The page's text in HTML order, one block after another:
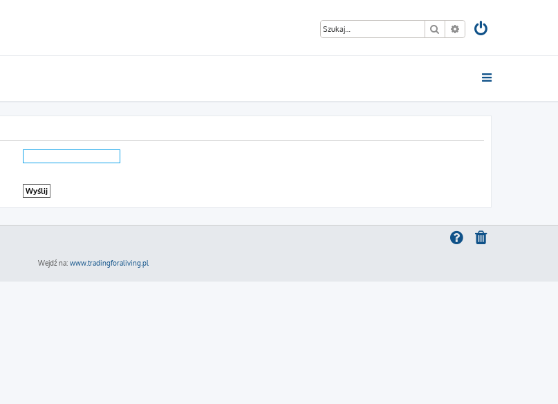
Szukaj Wyszukiwanie
Wejdź na: www.tradingforaliving.pl